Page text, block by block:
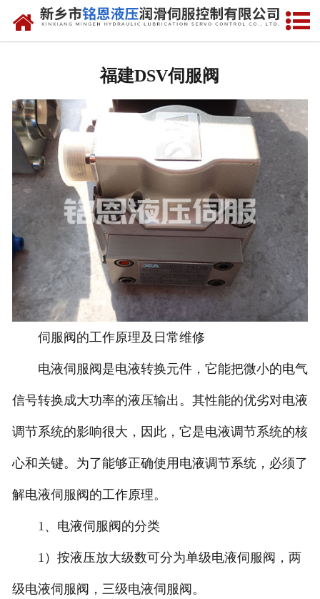
网站首页
福建Parker比例阀
- 福建vickers比例阀
- 福建ARGO-HYTOS比例阀
- 福建atos比例阀
福建进口伺服阀维修
-
- 福建力士乐伺服阀
- 福建EMG伺服阀
- 福建MTS伺服阀
福建DSV伺服阀
伺服阀的工作原理及日常维修
电液伺服阀是电液转换元件，它能把微小的电气
信号转换成大功率的液压输出。其性能的优劣对电液
调节系统的影响很大，因此，它是电液调节系统的核
心和关键。为了能够正确使用电液调节系统，必须了
解电液伺服阀的工作原理。
1、电液伺服阀的分类
1）按液压放大级数可分为单级电液伺服阀，两
级电液伺服阀，三级电液伺服阀。